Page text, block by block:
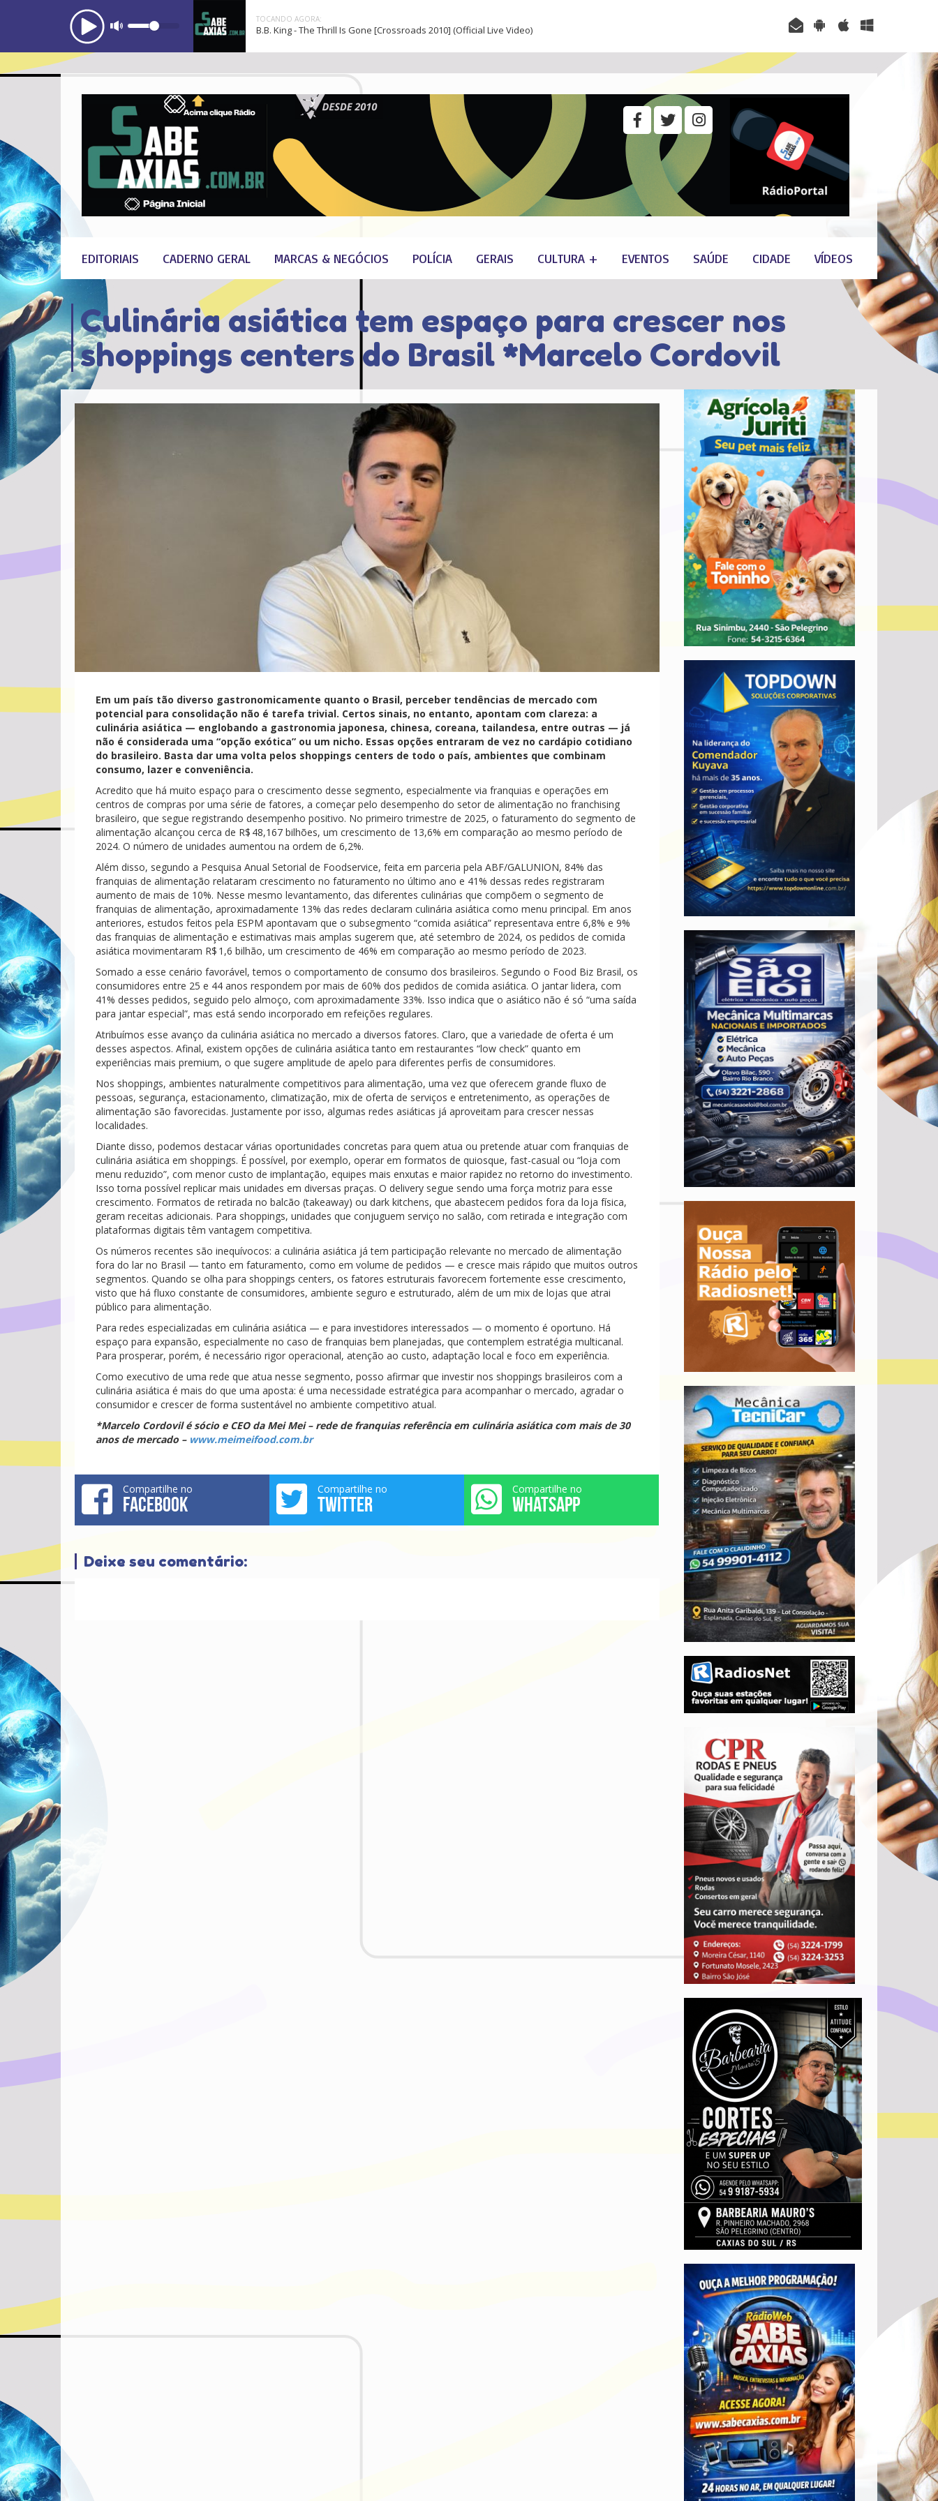
TOCANDO AGORA:
B.B. King - The Thrill Is Gone [Crossroads 2010] (Official Live Video)
EDITORIAIS CADERNO GERAL MARCAS & NEGÓCIOS POLÍCIA GERAIS CULTURA + EVENTOS SAÚDE CIDADE VÍDEOS
Culinária asiática tem espaço para crescer nos
shoppings centers do Brasil *Marcelo Cordovil
Em um país tão diverso gastronomicamente quanto o Brasil, perceber tendências de mercado com
potencial para consolidação não é tarefa trivial. Certos sinais, no entanto, apontam com clareza: a
culinária asiática — englobando a gastronomia japonesa, chinesa, coreana, tailandesa, entre outras — já
não é considerada uma “opção exótica” ou um nicho. Essas opções entraram de vez no cardápio cotidiano
do brasileiro. Basta dar uma volta pelos shoppings centers de todo o país, ambientes que combinam
consumo, lazer e conveniência.
Acredito que há muito espaço para o crescimento desse segmento, especialmente via franquias e operações em
centros de compras por uma série de fatores, a começar pelo desempenho do setor de alimentação no franchising
brasileiro, que segue registrando desempenho positivo. No primeiro trimestre de 2025, o faturamento do segmento de
alimentação alcançou cerca de R$ 48,167 bilhões, um crescimento de 13,6% em comparação ao mesmo período de
2024. O número de unidades aumentou na ordem de 6,2%.
Além disso, segundo a Pesquisa Anual Setorial de Foodservice, feita em parceria pela ABF/GALUNION, 84% das
franquias de alimentação relataram crescimento no faturamento no último ano e 41% dessas redes registraram
aumento de mais de 10%. Nesse mesmo levantamento, das diferentes culinárias que compõem o segmento de
franquias de alimentação, aproximadamente 13% das redes declaram culinária asiática como menu principal. Em anos
anteriores, estudos feitos pela ESPM apontavam que o subsegmento “comida asiática” representava entre 6,8% e 9%
das franquias de alimentação e estimativas mais amplas sugerem que, até setembro de 2024, os pedidos de comida
asiática movimentaram R$ 1,6 bilhão, um crescimento de 46% em comparação ao mesmo período de 2023.
Somado a esse cenário favorável, temos o comportamento de consumo dos brasileiros. Segundo o Food Biz Brasil, os
consumidores entre 25 e 44 anos respondem por mais de 60% dos pedidos de comida asiática. O jantar lidera, com
41% desses pedidos, seguido pelo almoço, com aproximadamente 33%. Isso indica que o asiático não é só “uma saída
para jantar especial”, mas está sendo incorporado em refeições regulares.
Atribuímos esse avanço da culinária asiática no mercado a diversos fatores. Claro, que a variedade de oferta é um
desses aspectos. Afinal, existem opções de culinária asiática tanto em restaurantes “low check” quanto em
experiências mais premium, o que sugere amplitude de apelo para diferentes perfis de consumidores.
Nos shoppings, ambientes naturalmente competitivos para alimentação, uma vez que oferecem grande fluxo de
pessoas, segurança, estacionamento, climatização, mix de oferta de serviços e entretenimento, as operações de
alimentação são favorecidas. Justamente por isso, algumas redes asiáticas já aproveitam para crescer nessas
localidades.
Diante disso, podemos destacar várias oportunidades concretas para quem atua ou pretende atuar com franquias de
culinária asiática em shoppings. É possível, por exemplo, operar em formatos de quiosque, fast-casual ou “loja com
menu reduzido”, com menor custo de implantação, equipes mais enxutas e maior rapidez no retorno do investimento.
Isso torna possível replicar mais unidades em diversas praças. O delivery segue sendo uma força motriz para esse
crescimento. Formatos de retirada no balcão (takeaway) ou dark kitchens, que abastecem pedidos fora da loja física,
geram receitas adicionais. Para shoppings, unidades que conjuguem serviço no salão, com retirada e integração com
plataformas digitais têm vantagem competitiva.
Os números recentes são inequívocos: a culinária asiática já tem participação relevante no mercado de alimentação
fora do lar no Brasil — tanto em faturamento, como em volume de pedidos — e cresce mais rápido que muitos outros
segmentos. Quando se olha para shoppings centers, os fatores estruturais favorecem fortemente esse crescimento,
visto que há fluxo constante de consumidores, ambiente seguro e estruturado, além de um mix de lojas que atrai
público para alimentação.
Para redes especializadas em culinária asiática — e para investidores interessados — o momento é oportuno. Há
espaço para expansão, especialmente no caso de franquias bem planejadas, que contemplem estratégia multicanal.
Para prosperar, porém, é necessário rigor operacional, atenção ao custo, adaptação local e foco em experiência.
Como executivo de uma rede que atua nesse segmento, posso afirmar que investir nos shoppings brasileiros com a
culinária asiática é mais do que uma aposta: é uma necessidade estratégica para acompanhar o mercado, agradar o
consumidor e crescer de forma sustentável no ambiente competitivo atual.
*Marcelo Cordovil é sócio e CEO da Mei Mei – rede de franquias referência em culinária asiática com mais de 30
anos de mercado – www.meimeifood.com.br
Compartilhe no
FACEBOOK
Compartilhe no
TWITTER
Compartilhe no
WHATSAPP
Deixe seu comentário: